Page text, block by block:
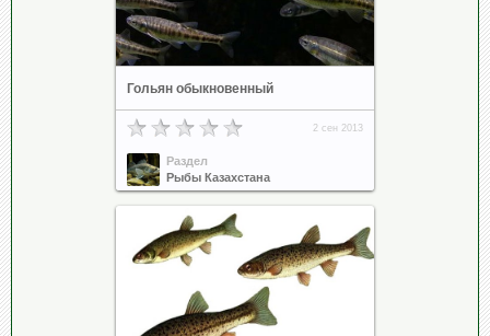
Гольян обыкновенный
2 сен 2013
Раздел
Рыбы Казахстана